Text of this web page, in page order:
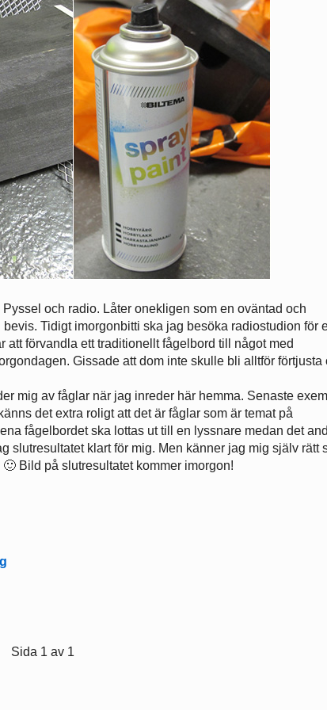
Pyssel och radio. Låter onekligen som en oväntad och
Tidigt imorgonbitti ska jag besöka radiostudion för
förvandla ett traditionellt fågelbord till något med
Gissade att dom inte skulle bli alltför förtjusta
mig av fåglar när jag inreder här hemma. Senaste
det extra roligt att det är fåglar som är temat på
fågelbordet ska lottas ut till en lyssnare medan det
slutresultatet klart för mig. Men känner jag mig själv rätt
Bild på slutresultatet kommer imorgon!
Sida 1 av 1